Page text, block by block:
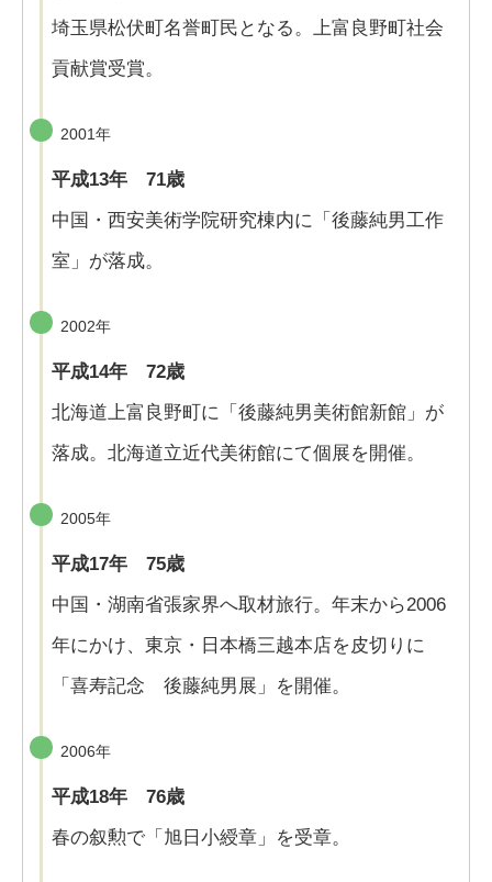
埼玉県松伏町名誉町民となる。上富良野町社会
貢献賞受賞。
2001年
平成13年 71歳
中国・西安美術学院研究棟内に「後藤純男工作
室」が落成。
2002年
平成14年 72歳
北海道上富良野町に「後藤純男美術館新館」が
落成。北海道立近代美術館にて個展を開催。
2005年
平成17年 75歳
中国・湖南省張家界へ取材旅行。年末から2006
年にかけ、東京・日本橋三越本店を皮切りに
「喜寿記念 後藤純男展」を開催。
2006年
平成18年 76歳
春の叙勲で「旭日小綬章」を受章。